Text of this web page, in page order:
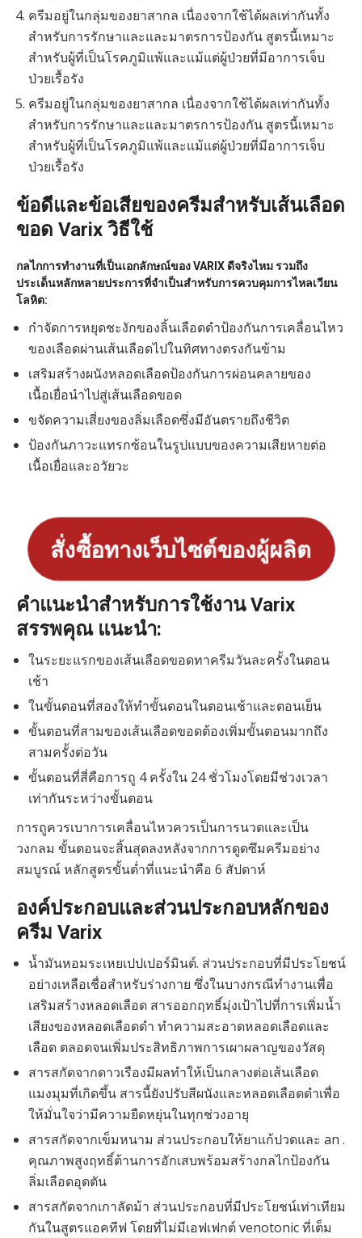
ครีมอยู่ในกลุ่มของยาสากล เนื่องจากใช้ได้ผลเท่ากันทั้ง
สำหรับการรักษาและและมาตรการป้องกัน สูตรนี้เหมาะ
สำหรับผู้ที่เป็นโรคภูมิแพ้และแม้แต่ผู้ป่วยที่มีอาการเจ็บ
ป่วยเรื้อรัง
ครีมอยู่ในกลุ่มของยาสากล เนื่องจากใช้ได้ผลเท่ากันทั้ง
สำหรับการรักษาและและมาตรการป้องกัน สูตรนี้เหมาะ
สำหรับผู้ที่เป็นโรคภูมิแพ้และแม้แต่ผู้ป่วยที่มีอาการเจ็บ
ป่วยเรื้อรัง
ข้อดีและข้อเสียของครีมสำหรับเส้นเลือด
ขอด Varix วิธีใช้
กลไกการทำงานที่เป็นเอกลักษณ์ของ VARIX ดีจริงไหม รวมถึง
ประเด็นหลักหลายประการที่จำเป็นสำหรับการควบคุมการไหลเวียน
โลหิต:
กำจัดการหยุดชะงักของลิ้นเลือดดำป้องกันการเคลื่อนไหว
ของเลือดผ่านเส้นเลือดไปในทิศทางตรงกันข้าม
เสริมสร้างผนังหลอดเลือดป้องกันการผ่อนคลายของ
เนื้อเยื่อนำไปสู่เส้นเลือดขอด
ขจัดความเสี่ยงของลิ่มเลือดซึ่งมีอันตรายถึงชีวิต
ป้องกันภาวะแทรกซ้อนในรูปแบบของความเสียหายต่อ
เนื้อเยื่อและอวัยวะ
สั่งซื้อทางเว็บไซต์ของผู้ผลิต
คำแนะนำสำหรับการใช้งาน Varix
สรรพคุณ แนะนำ:
ในระยะแรกของเส้นเลือดขอดทาครีมวันละครั้งในตอน
เช้า
ในขั้นตอนที่สองให้ทำขั้นตอนในตอนเช้าและตอนเย็น
ขั้นตอนที่สามของเส้นเลือดขอดต้องเพิ่มขั้นตอนมากถึง
สามครั้งต่อวัน
ขั้นตอนที่สี่คือการถู 4 ครั้งใน 24 ชั่วโมงโดยมีช่วงเวลา
เท่ากันระหว่างขั้นตอน
การถูควรเบาการเคลื่อนไหวควรเป็นการนวดและเป็น
วงกลม ขั้นตอนจะสิ้นสุดลงหลังจากการดูดซึมครีมอย่าง
สมบูรณ์ หลักสูตรขั้นต่ำที่แนะนำคือ 6 สัปดาห์
องค์ประกอบและส่วนประกอบหลักของ
ครีม Varix
น้ำมันหอมระเหยเปปเปอร์มินต์. ส่วนประกอบที่มีประโยชน์
อย่างเหลือเชื่อสำหรับร่างกาย ซึ่งในบางกรณีทำงานเพื่อ
เสริมสร้างหลอดเลือด สารออกฤทธิ์มุ่งเป้าไปที่การเพิ่มน้ำ
เสียงของหลอดเลือดดำ ทำความสะอาดหลอดเลือดและ
เลือด ตลอดจนเพิ่มประสิทธิภาพการเผาผลาญของวัสดุ
สารสกัดจากดาวเรืองมีผลทำให้เป็นกลางต่อเส้นเลือด
แมงมุมที่เกิดขึ้น สารนี้ยังปรับสีผนังและหลอดเลือดดำเพื่อ
ให้มั่นใจว่ามีความยืดหยุ่นในทุกช่วงอายุ
สารสกัดจากเข็มหนาม ส่วนประกอบให้ยาแก้ปวดและ an .
คุณภาพสูงฤทธิ์ต้านการอักเสบพร้อมสร้างกลไกป้องกัน
ลิ่มเลือดอุดตัน
สารสกัดจากเกาลัดม้า ส่วนประกอบที่มีประโยชน์เท่าเทียม
กันในสูตรแอคทีฟ โดยที่ไม่มีเอฟเฟกต์ venotonic ที่เต็ม